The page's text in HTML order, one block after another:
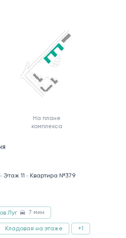
На плане
комплекса
Этаж 11
Квартира №379
Луг 7 мин
Кладовая на этаже +1